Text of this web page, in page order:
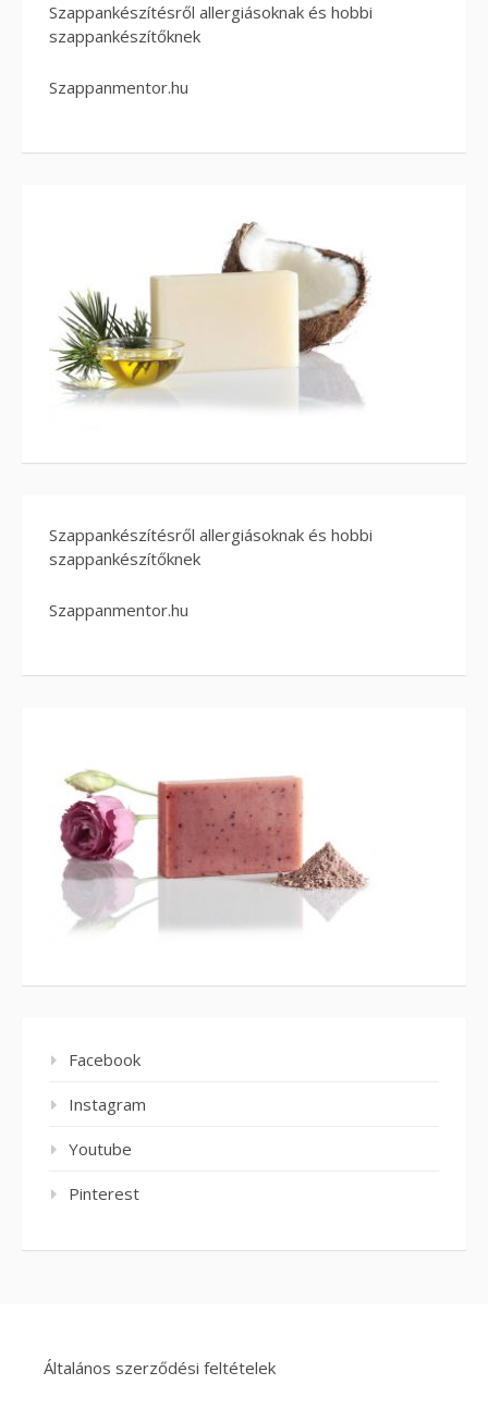
Szappankészítésről allergiásoknak és hobbi
szappankészítőknek
Szappanmentor.hu
Szappankészítésről allergiásoknak és hobbi
szappankészítőknek
Szappanmentor.hu
Facebook
Instagram
Youtube
Pinterest
Általános szerződési feltételek